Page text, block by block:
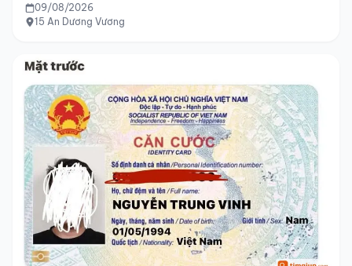
09/08/2026
15 An Dương Vương